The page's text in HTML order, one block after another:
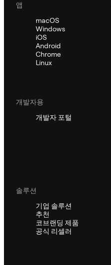
앱
macOS
Windows
iOS
Android
Chrome
Linux
개발자용
개발자 포털
솔루션
기업 솔루션
추천
코브랜딩 제품
공식 리셀러